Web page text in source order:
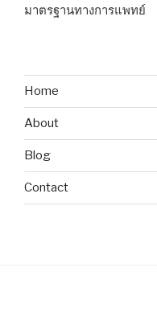
มาตรฐานทางการแพทย์
Home
About
Blog
Contact